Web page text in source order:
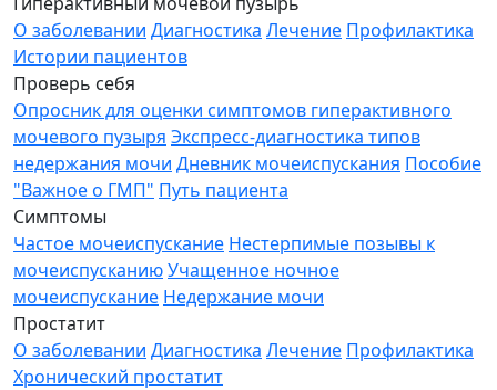
О заболевании Диагностика Лечение Профилактика
Истории пациентов
Проверь себя
Опросник для оценки симптомов гиперактивного
мочевого пузыря Экспресс-диагностика типов
недержания мочи Дневник мочеиспускания Пособие
"Важное о ГМП" Путь пациента
Симптомы
Частое мочеиспускание Нестерпимые позывы к
мочеиспусканиюУчащенное ночное
мочеиспускание Недержание мочи
Простатит
О заболевании Диагностика Лечение Профилактика
Хронический простатит